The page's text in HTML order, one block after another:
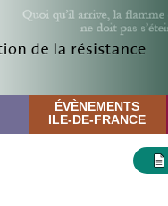
ÉVÈNEMENTS
ILE-DE-FRANCE